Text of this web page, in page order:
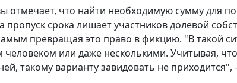
отмечает, что найти необходимую сумму для
пропуск срока лишает участников долевой
превращая это право в фикцию. "В такой
человеком или даже несколькими. Учитывая,
такому варианту завидовать не приходится",